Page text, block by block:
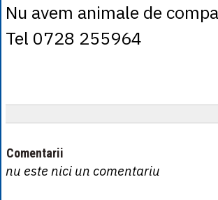
Nu avem animale de
Tel 0728 255964
Comentarii
nu este nici un comentariu